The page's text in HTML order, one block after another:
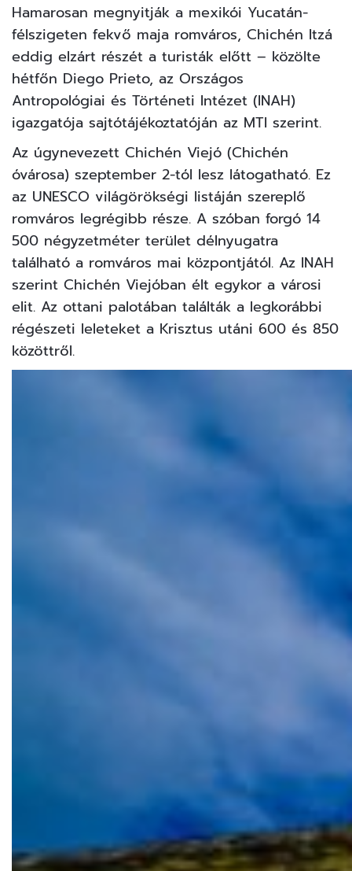
Hamarosan megnyitják a mexikói Yucatán-
félszigeten fekvő maja romváros, Chichén Itzá
eddig elzárt részét a turisták előtt – közölte
hétfőn Diego Prieto, az Országos
Antropológiai és Történeti Intézet (INAH)
igazgatója sajtótájékoztatóján az MTI szerint.
Az úgynevezett Chichén Viejó (Chichén
óvárosa) szeptember 2-tól lesz látogatható. Ez
az UNESCO világörökségi listáján szereplő
romváros legrégibb része. A szóban forgó 14
500 négyzetméter terület délnyugatra
található a romváros mai központjától. Az INAH
szerint Chichén Viejóban élt egykor a városi
elit. Az ottani palotában találták a legkorábbi
régészeti leleteket a Krisztus utáni 600 és 850
közöttről.